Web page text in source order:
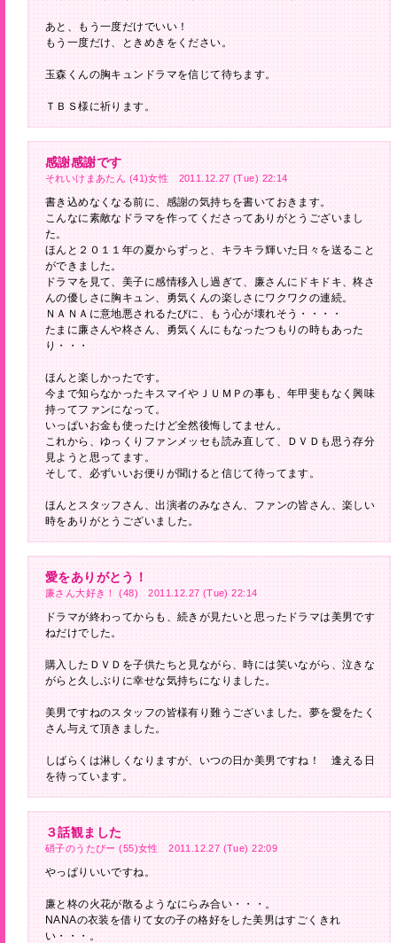
あと、もう一度だけでいい！
もう一度だけ、ときめきをください。
玉森くんの胸キュンドラマを信じて待ちます。
ＴＢＳ様に祈ります。
感謝感謝です
それいけまあたん (41)女性 2011.12.27 (Tue) 22:14
書き込めなくなる前に、感謝の気持ちを書いておきます。
こんなに素敵なドラマを作ってくださってありがとうございまし
た。
ほんと２０１１年の夏からずっと、キラキラ輝いた日々を送ること
ができました。
ドラマを見て、美子に感情移入し過ぎて、廉さんにドキドキ、柊さ
んの優しさに胸キュン、勇気くんの楽しさにワクワクの連続。
ＮＡＮＡに意地悪されるたびに、もう心が壊れそう・・・・
たまに廉さんや柊さん、勇気くんにもなったつもりの時もあった
り・・・
ほんと楽しかったです。
今まで知らなかったキスマイやＪＵＭＰの事も、年甲斐もなく興味
持ってファンになって。
いっぱいお金も使ったけど全然後悔してません。
これから、ゆっくりファンメッセも読み直して、ＤＶＤも思う存分
見ようと思ってます。
そして、必ずいいお便りが聞けると信じて待ってます。
ほんとスタッフさん、出演者のみなさん、ファンの皆さん、楽しい
時をありがとうございました。
愛をありがとう！
廉さん大好き！ (48) 2011.12.27 (Tue) 22:14
ドラマが終わってからも、続きが見たいと思ったドラマは美男です
ねだけでした。
購入したＤＶＤを子供たちと見ながら、時には笑いながら、泣きな
がらと久しぶりに幸せな気持ちになりました。
美男ですねのスタッフの皆様有り難うございました。夢を愛をたく
さん与えて頂きました。
しばらくは淋しくなりますが、いつの日か美男ですね！ 逢える日
を待っています。
３話観ました
硝子のうたぴー (55)女性 2011.12.27 (Tue) 22:09
やっぱりいいですね。
廉と柊の火花が散るようなにらみ合い・・・。
NANAの衣装を借りて女の子の格好をした美男はすごくきれ
い・・・。